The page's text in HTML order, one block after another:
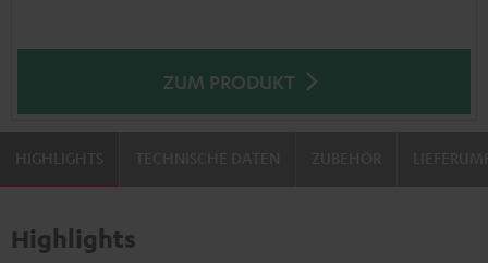
ZUM PRODUKT
HIGHLIGHTS
Highlights